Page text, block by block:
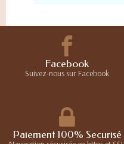
Facebook
Suivez-nous sur Facebook
Paiement 100% Securisé